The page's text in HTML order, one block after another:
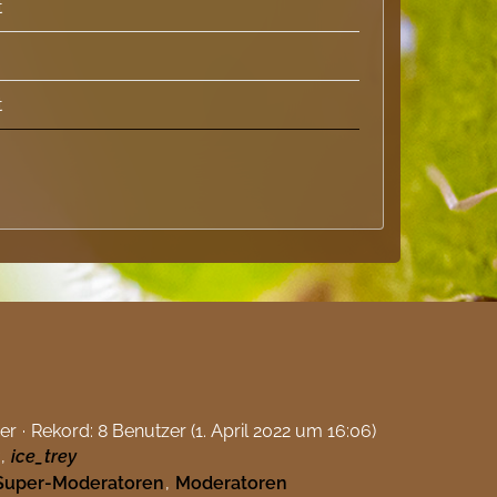
Rekord: 8 Benutzer (1. April 2022 um 16:06)
ice_trey
Moderatoren Moderatoren